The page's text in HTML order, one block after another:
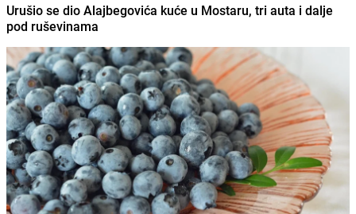
Urušio se dio Alajbegovića kuće u Mostaru, tri auta i dalje
pod ruševinama